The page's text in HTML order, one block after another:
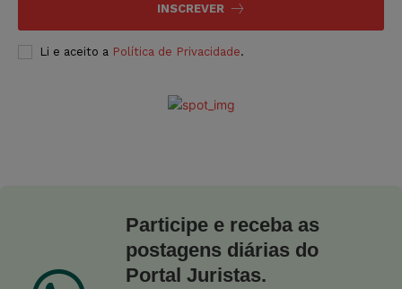
INSCREVER
Li e aceito a Política de Privacidade.
Participe e receba as
postagens diárias do
Portal Juristas.